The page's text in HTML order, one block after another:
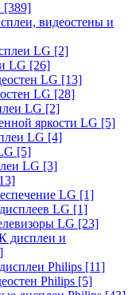
[389]
видеостены и
LG [2]
LG [26]
LG [13]
LG [28]
LG [2]
яркости LG [5]
LG [4]
[5]
LG [3]
LG [1]
LG [1]
LG [23]
дисплеи и
Philips [11]
Philips [5]